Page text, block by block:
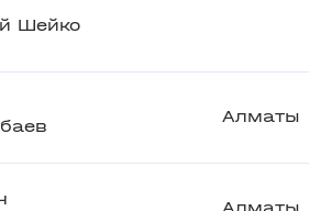
Шейко
Алматы